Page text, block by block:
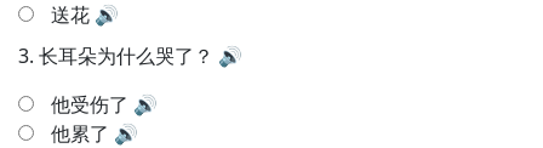
送花 🔊
3. 长耳朵为什么哭了？ 🔊
他受伤了 🔊
他累了 🔊